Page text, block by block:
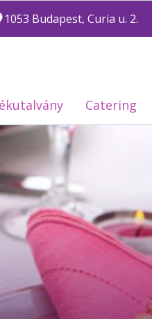
1053 Budapest, Curia u. 2.
Catering